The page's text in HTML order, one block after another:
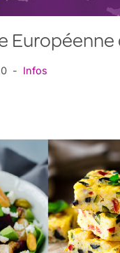
Infos